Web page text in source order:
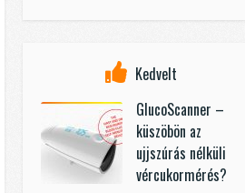
Kedvelt
GlucoScanner –
küszöbön az
ujjszúrás nélküli
vércukormérés?